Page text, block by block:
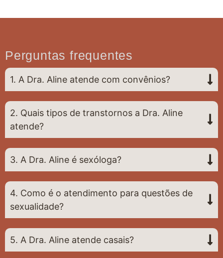
Perguntas frequentes
1. A Dra. Aline atende com convênios?
2. Quais tipos de transtornos a Dra. Aline
atende?
3. A Dra. Aline é sexóloga?
4. Como é o atendimento para questões de
sexualidade?
5. A Dra. Aline atende casais?